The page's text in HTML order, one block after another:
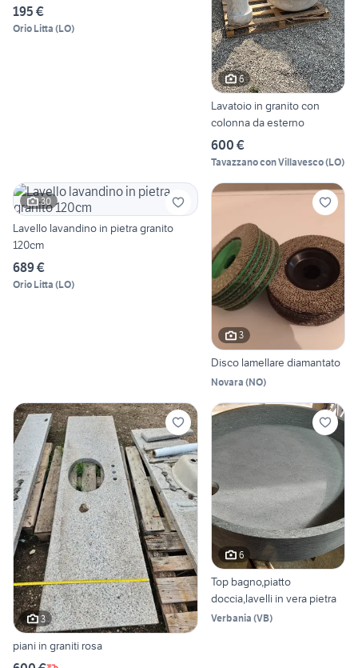
195 €
Orio Litta (LO)
6
Lavatoio in granito con
colonna da esterno
600 €
Tavazzano con Villavesco(LO)
30
Lavello lavandino in pietra granito
120cm
689 €
Orio Litta (LO)
3
Disco lamellare diamantato
Novara (NO)
3
piani in graniti rosa
6
Top bagno,piatto
doccia,lavelli in vera pietra
Verbania (VB)